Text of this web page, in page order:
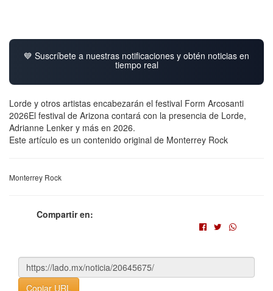
💙 Suscríbete a nuestras notificaciones y obtén noticias en
tiempo real
Lorde y otros artistas encabezarán el festival Form Arcosanti
2026El festival de Arizona contará con la presencia de Lorde,
Adrianne Lenker y más en 2026.
Este artículo es un contenido original de Monterrey Rock
Monterrey Rock
Compartir en:
Copiar URL